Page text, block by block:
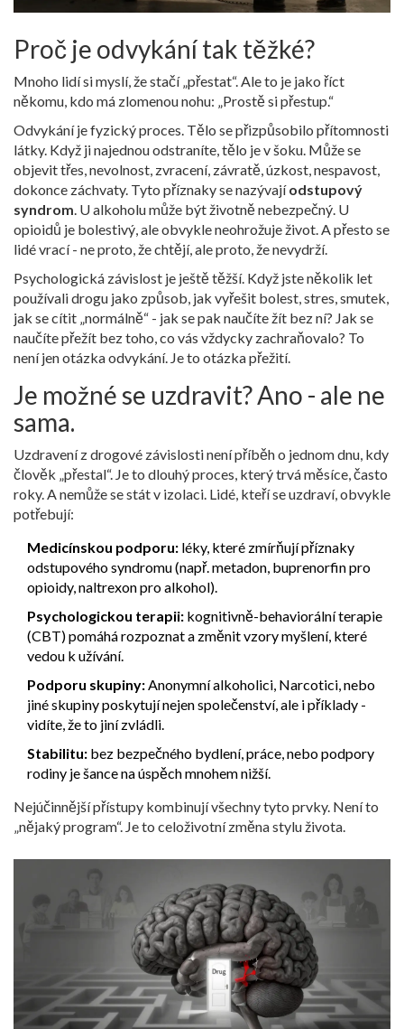
Proč je odvykání tak těžké?
Mnoho lidí si myslí, že stačí „přestat“. Ale to je jako říct
někomu, kdo má zlomenou nohu: „Prostě si přestup.“
Odvykání je fyzický proces. Tělo se přizpůsobilo přítomnosti
látky. Když ji najednou odstraníte, tělo je v šoku. Může se
objevit třes, nevolnost, zvracení, závratě, úzkost, nespavost,
dokonce záchvaty. Tyto příznaky se nazývajíodstupový
syndrom . U alkoholu může být životně nebezpečný. U
opioidů je bolestivý, ale obvykle neohrožuje život. A přesto se
lidé vrací - ne proto, že chtějí, ale proto, že nevydrží.
Psychologická závislost je ještě těžší. Když jste několik let
používali drogu jako způsob, jak vyřešit bolest, stres, smutek,
jak se cítit „normálně“ - jak se pak naučíte žít bez ní? Jak se
naučíte přežít bez toho, co vás vždycky zachraňovalo? To
není jen otázka odvykání. Je to otázka přežití.
Je možné se uzdravit? Ano - ale ne
sama.
Uzdravení z drogové závislosti není příběh o jednom dnu, kdy
člověk „přestal“. Je to dlouhý proces, který trvá měsíce, často
roky. A nemůže se stát v izolaci. Lidé, kteří se uzdraví, obvykle
potřebují:
Medicínskou podporu: léky, které zmírňují příznaky
odstupového syndromu (např. metadon, buprenorfin pro
opioidy, naltrexon pro alkohol).
Psychologickou terapii: kognitivně-behaviorální terapie
(CBT) pomáhá rozpoznat a změnit vzory myšlení, které
vedou k užívání.
Podporu skupiny: Anonymní alkoholici, Narcotici, nebo
jiné skupiny poskytují nejen společenství, ale i příklady -
vidíte, že to jiní zvládli.
Stabilitu: bez bezpečného bydlení, práce, nebo podpory
rodiny je šance na úspěch mnohem nižší.
Nejúčinnější přístupy kombinují všechny tyto prvky. Není to
„nějaký program“. Je to celoživotní změna stylu života.